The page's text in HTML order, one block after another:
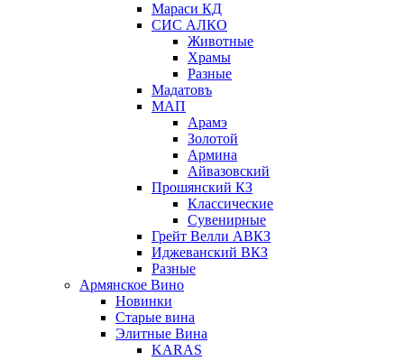
Мараси КД
СИС АЛКО
Животные
Храмы
Разные
Мадатовъ
МАП
Арамэ
Золотой
Армина
Айвазовский
Прошянский КЗ
Классические
Сувенирные
Грейт Велли АВКЗ
Иджеванский ВКЗ
Разные
Армянское Вино
Новинки
Старые вина
Элитные Вина
KARAS